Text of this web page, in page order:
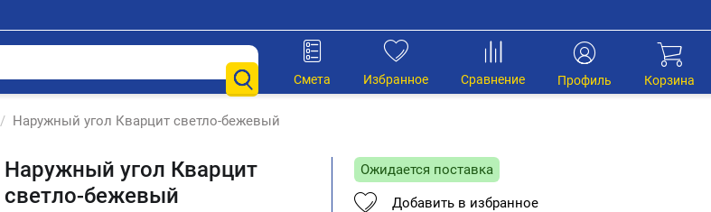
Корзина
Профиль
Сравнение
Избранное
Смета
/ Наружный угол Кварцит светло-бежевый
Наружный угол Кварцит
светло-бежевый
Ожидается поставка
Добавить в избранное